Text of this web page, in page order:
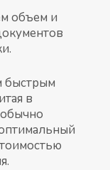
объем и
быстрым
в